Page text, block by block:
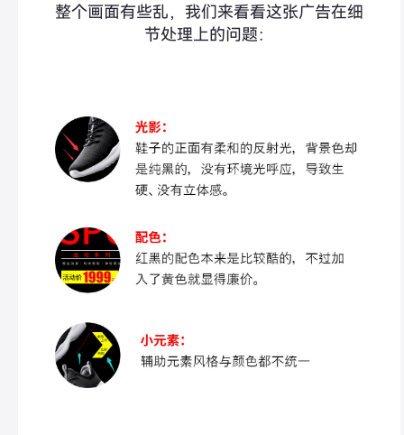
整个画面有些乱，我们来看看这张广告在细
节处理上的问题：